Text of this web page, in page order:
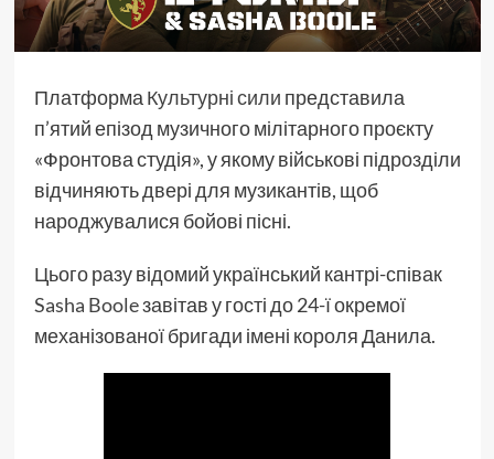
Платформа Культурні сили представила
п’ятий епізод музичного мілітарного проєкту
«Фронтова студія», у якому військові підрозділи
відчиняють двері для музикантів, щоб
народжувалися бойові пісні.
Цього разу відомий український кантрі-співак
Sasha Booleзавітав у гості до 24-ї окремої
механізованої бригади імені короля Данила.